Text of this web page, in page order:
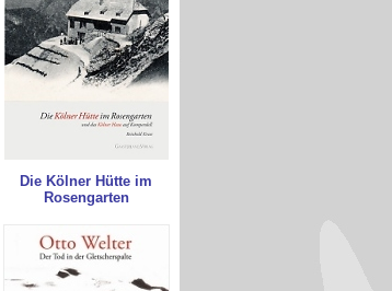
Die Kölner Hütte im
Rosengarten